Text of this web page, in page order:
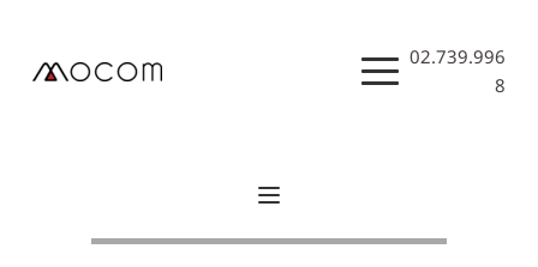
02.739.996
8